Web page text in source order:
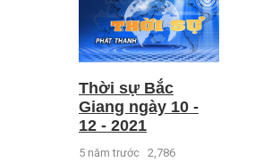
Thời sự Bắc
Giang ngày 10 -
12 - 2021
5 năm trước 2,786